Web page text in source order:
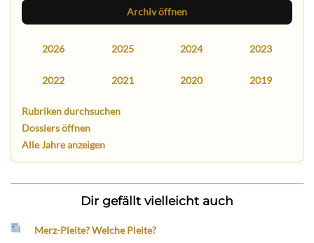
Archiv öffnen
2026 2025 2024 2023
2022 2021 2020 2019
Rubriken durchsuchen
Dossiers öffnen
Alle Jahre anzeigen
Dir gefällt vielleicht auch
Merz-Pleite? Welche Pleite?